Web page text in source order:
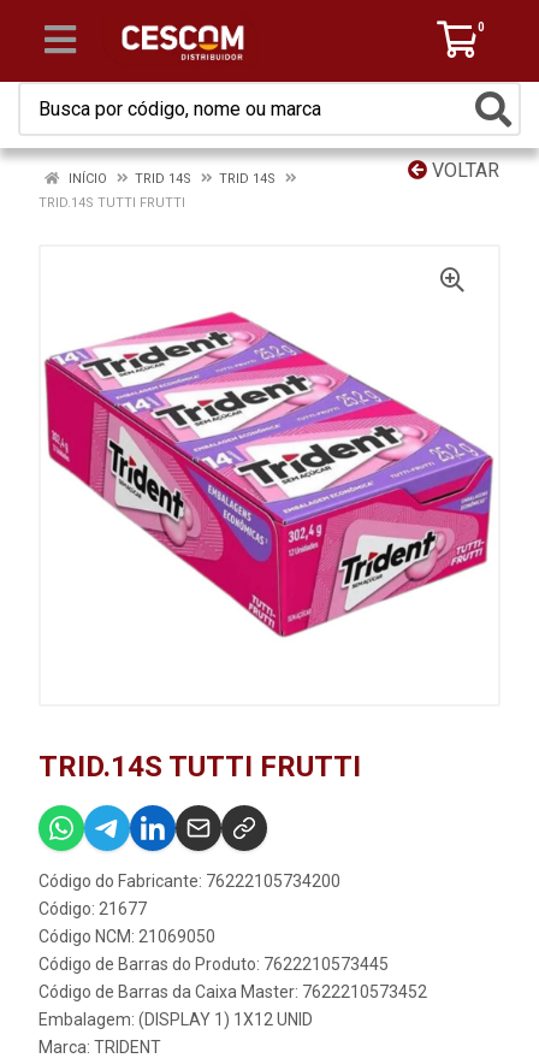
0
VOLTAR
INÍCIO TRID 14S
TRID 14S
TRID.14S TUTTI FRUTTI
TRID.14S TUTTI FRUTTI
Código do Fabricante: 76222105734200
Código: 21677
Código NCM: 21069050
Código de Barras do Produto: 7622210573445
Código de Barras da Caixa Master: 7622210573452
Embalagem: (DISPLAY 1) 1X12 UNID
Marca: TRIDENT